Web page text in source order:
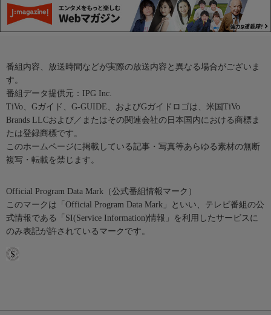
番組内容、放送時間などが実際の放送内容と異なる場合がございま
す。
番組データ提供元：IPG Inc.
TiVo、Gガイド、G-GUIDE、およびGガイドロゴは、米国TiVo
Brands LLCおよび／またはその関連会社の日本国内における商標ま
たは登録商標です。
このホームページに掲載している記事・写真等あらゆる素材の無断
複写・転載を禁じます。
Official Program Data Mark（公式番組情報マーク）
このマークは「Official Program Data Mark」といい、テレビ番組の公
式情報である「SI(Service Information)情報」を利用したサービスに
のみ表記が許されているマークです。